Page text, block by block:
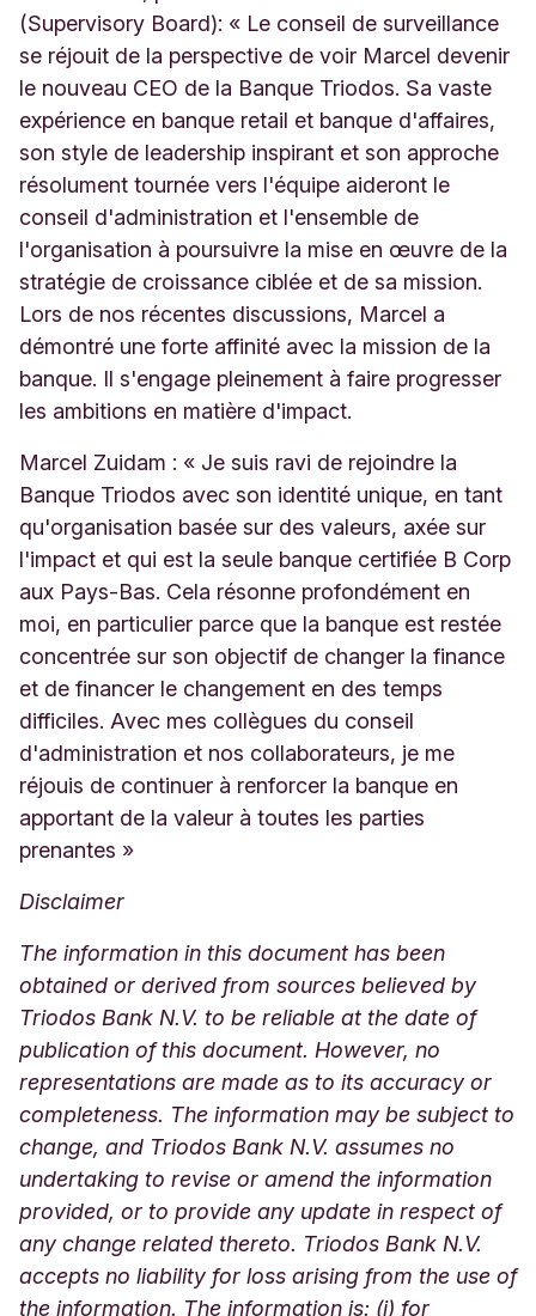
(Supervisory Board): « Le conseil de surveillance
se réjouit de la perspective de voir Marcel devenir
le nouveau CEO de la Banque Triodos. Sa vaste
expérience en banque retail et banque d'affaires,
son style de leadership inspirant et son approche
résolument tournée vers l'équipe aideront le
conseil d'administration et l'ensemble de
l'organisation à poursuivre la mise en œuvre de la
stratégie de croissance ciblée et de sa mission.
Lors de nos récentes discussions, Marcel a
démontré une forte affinité avec la mission de la
banque. Il s'engage pleinement à faire progresser
les ambitions en matière d'impact.
Marcel Zuidam : « Je suis ravi de rejoindre la
Banque Triodos avec son identité unique, en tant
qu'organisation basée sur des valeurs, axée sur
l'impact et qui est la seule banque certifiée B Corp
aux Pays-Bas. Cela résonne profondément en
moi, en particulier parce que la banque est restée
concentrée sur son objectif de changer la finance
et de financer le changement en des temps
difficiles. Avec mes collègues du conseil
d'administration et nos collaborateurs, je me
réjouis de continuer à renforcer la banque en
apportant de la valeur à toutes les parties
prenantes »
Disclaimer
The information in this document has been
obtained or derived from sources believed by
Triodos Bank N.V. to be reliable at the date of
publication of this document. However, no
representations are made as to its accuracy or
completeness. The information may be subject to
change, and Triodos Bank N.V. assumes no
undertaking to revise or amend the information
provided, or to provide any update in respect of
any change related thereto. Triodos Bank N.V.
accepts no liability for loss arising from the use of
the information. The information is: (i) for